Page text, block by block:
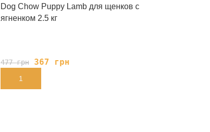
Dog Chow Puppy Lamb для щенков с
ягненком 2.5 кг
477грн 367 грн
В КОРЗИНУ